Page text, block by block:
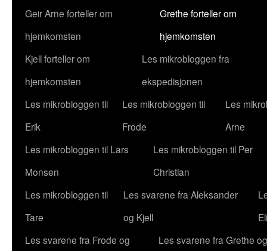
Geir Arne forteller om
hjemkomsten
Grethe forteller om
hjemkomsten
Kjell forteller om
hjemkomsten
Les mikrobloggen fra
ekspedisjonen
Les mikrobloggen til
Erik
Les mikrobloggen til
Frode
Les
Arne
Les mikrobloggen til Lars
Monsen
Les mikrobloggen til Per
Christian
Les mikrobloggen til
Tare
Les svarene fra Aleksander
og Kjell
Les svarene fra Frode og
Les svarene fra Grethe